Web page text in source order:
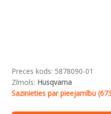
Preces kods: 5878090-01
Zīmols: Husqvarna
Sazinieties par pieejamību